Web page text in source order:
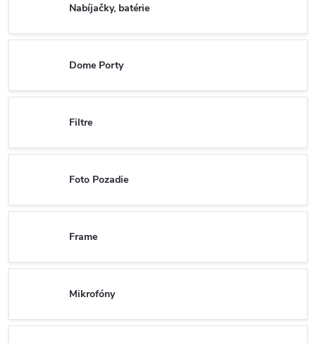
Nabíjačky, batérie
Dome Porty
Filtre
Foto Pozadie
Frame
Mikrofóny